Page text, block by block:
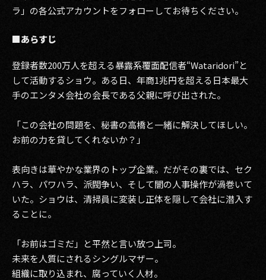
ラ」の各公式アカウントをフォローしてお待ちください。
■あらすじ
登録者数200万人を超える暴露系覆面配信者“Wataridori”と
して活動するショウ。ある日、年商1兆円を超える日本最大
手のエンタメ会社の会長である父親に呼び出された。
「この会社の問題を、秘書の高橋と一緒に解決してほしい。
お前の力を貸してくれないか？」
表向きは華やかな業界のトップ企業。だがその裏では、セク
ハラ、パワハラ、派閥争い、そして闇の人事操作が渦巻いて
いた。ショウは、清掃員に変装し正体を隠して会社に潜入す
ることに。
「お前はゴミだ」と平然と言い放つ上司。
未来を人質にされるシングルマザー。
組織に取り込まれ、腐っていく人材。